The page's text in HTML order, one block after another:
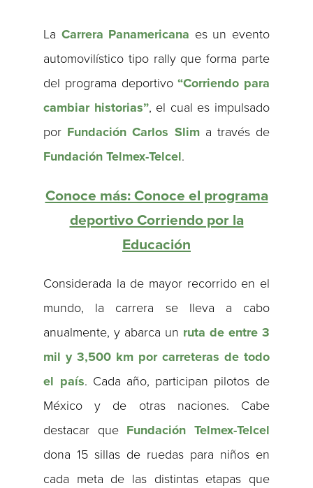
La Carrera Panamericana es un evento
automovilístico tipo rally que forma parte
del programa deportivo“Corriendo para
cambiar historias”, el cual es impulsado
por Fundación Carlos Slim a través de
Fundación Telmex-Telcel.
Conoce más: Conoce el programa
deportivo Corriendo por la
Educación
Considerada la de mayor recorrido en el
mundo, la carrera se lleva a cabo
anualmente, y abarca un ruta de entre 3
mil y 3,500 km por carreteras de todo
el país. Cada año, participan pilotos de
México y de otras naciones. Cabe
destacar que Fundación Telmex-Telcel
dona 15 sillas de ruedas para niños en
cada meta de las distintas etapas que